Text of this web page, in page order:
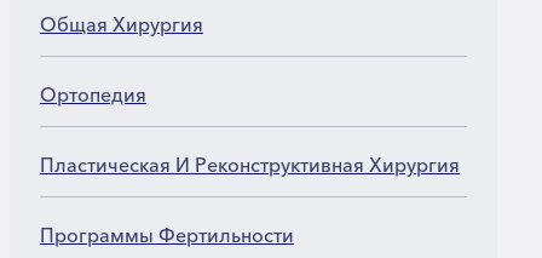
Общая Хирургия
Ортопедия
Пластическая И Реконструктивная Хирургия
Программы Фертильности